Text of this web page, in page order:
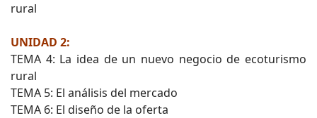
rural
UNIDAD 2:
TEMA 4: La idea de un nuevo negocio de ecoturismo
rural
TEMA 5: El análisis del mercado
TEMA 6: El diseño de la oferta